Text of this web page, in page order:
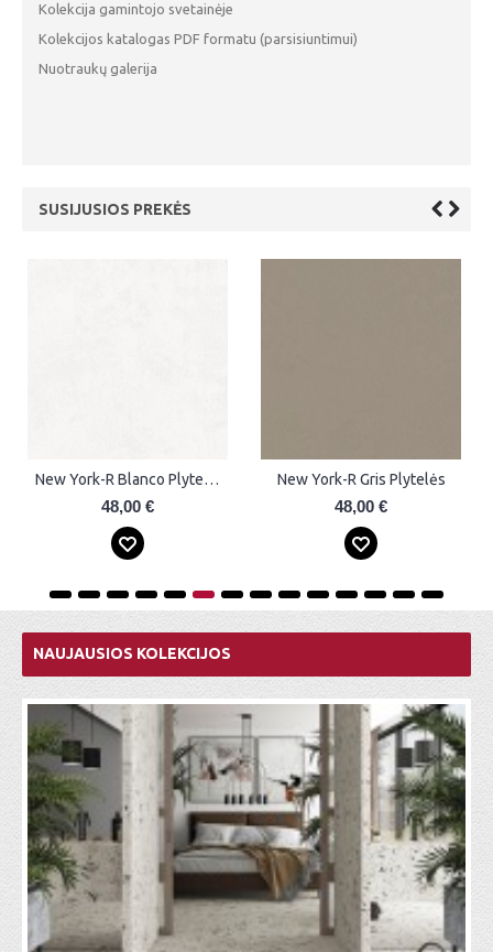
Kolekcija gamintojo svetainėje
Kolekcijos katalogas PDF formatu (parsisiuntimui)
Nuotraukų galerija
SUSIJUSIOS PREKĖS
New York-R Blanco Plytelės
48,00 €
New York-R Gris Plytelės
48,00 €
NAUJAUSIOS KOLEKCIJOS